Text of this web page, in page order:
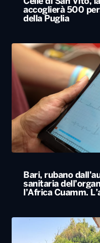
Celle di San Vito,
accoglierà 500
della Puglia
Bari, rubano
sanitaria
l’Africa Cuamm.